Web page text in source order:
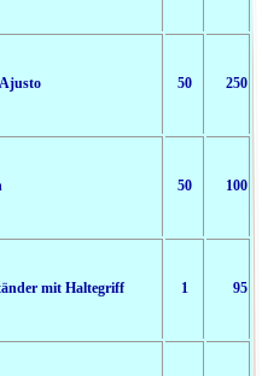
50 250
50 100
mit Haltegriff 1 95